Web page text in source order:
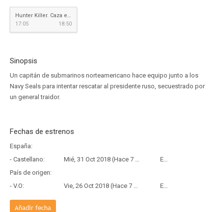
Hunter Killer. Caza en las profundidades
17:05
18:50
Sinopsis
Un capitán de submarinos norteamericano hace equipo junto a los
Navy Seals para intentar rescatar al presidente ruso, secuestrado por
un general traidor.
Fechas de estrenos
España:
- Castellano:
Mié, 31 Oct 2018 (Hace 7 años y 9 meses)
Estreno
País de origen:
- V.O:
Vie, 26 Oct 2018 (Hace 7 años y 9 meses) Estreno
Añadir fecha